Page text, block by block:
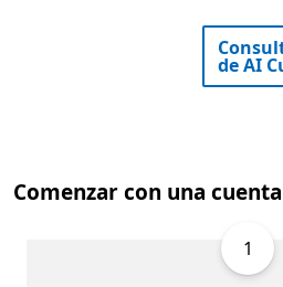
de AI
Comenzar con una
1